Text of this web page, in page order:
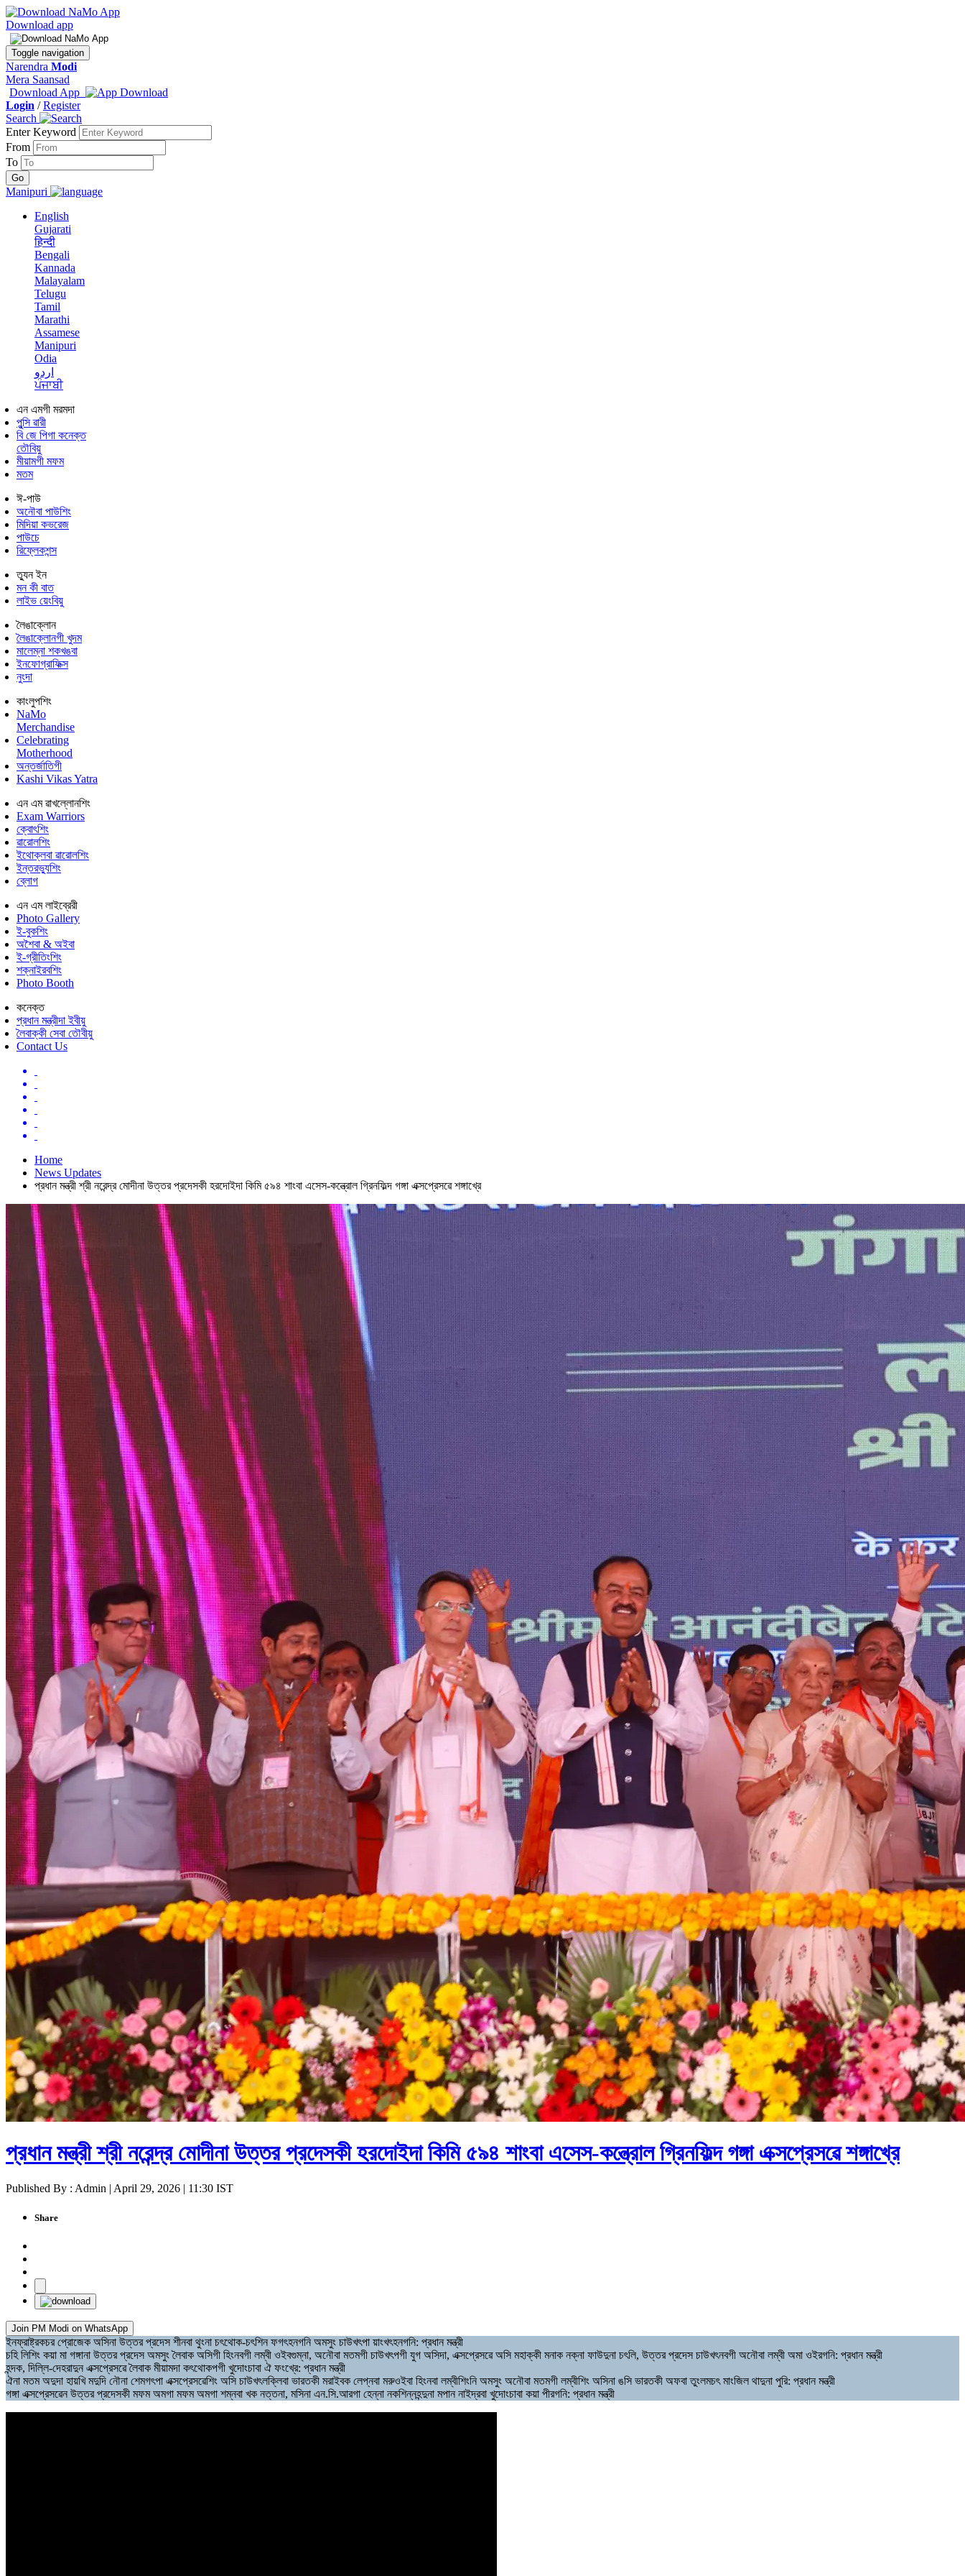
Download app
Toggle navigation
Narendra Modi
Mera Saansad
Download App
Login /Register
Search
Enter Keyword
From
To
Manipuri
English
Gujarati
हिन्दी
Bengali
Kannada
Malayalam
Telugu
Tamil
Marathi
Assamese
Manipuri
Odia
اردو
ਪੰਜਾਬੀ
এন এমগী মরমদা
পুন্সি ৱারী
বি জে পিগা কনেক্ত
তৌবিয়ু
মীয়ামগী মফম
মতম
ঈ-পাউ
অনৌবা পাউশিং
মিদিয়া কভরেজ
পাউচে
রিফ্লেকশন্স
ত্যুন ইন
মন কী বাত
লাইভ য়েংবিয়ু
লৈঙাক্লোন
লৈঙাক্লোনগী খুদম
মালেম্না শকখঙবা
ইনফোগ্রাফিক্স
নুংদা
কাংলুপশিং
NaMo
Merchandise
Celebrating
Motherhood
অন্তর্জাতিগী
Kashi Vikas Yatra
এন এম ৱাখল্লোনশিং
Exam Warriors
ক্বোৎশিং
ৱারোলশিং
ইথোক্লবা ৱারোলশিং
ইন্তরভ্যুশিং
ব্লোগ
এন এম লাইব্রেরী
Photo Gallery
ই-বুকশিং
অশৈবা & অইবা
ই-গ্রীতিংশিং
শক্নাইরবশিং
Photo Booth
কনেক্ত
প্রধান মন্ত্রীদা ইবীয়ু
লৈবাক্কী সেবা তৌবীয়ু
Contact Us
Home
News Updates
প্রধান মন্ত্রী শ্রী নরেন্দ্র মোদীনা উত্তর প্রদেসকী হরদোইদা কিমি ৫৯৪ শাংবা এসেস-কন্ত্রোল গ্রিনফিল্দ গঙ্গা এক্সপ্রেসৱে শঙ্গাখ্রে
প্রধান মন্ত্রী শ্রী নরেন্দ্র মোদীনা উত্তর প্রদেসকী হরদোইদা কিমি ৫৯৪ শাংবা এসেস-কন্ত্রোল গ্রিনফিল্দ গঙ্গা এক্সপ্রেসৱে শঙ্গাখ্রে
Published By : Admin | April 29, 2026 | 11:30 IST
Share
Join PM Modi on WhatsApp
ইনফ্রাষ্ট্রকচর প্রোজেক অসিনা উত্তর প্রদেস শীনবা থুংনা চৎথোক-চৎশিন ফগৎহনগনি অমসুং চাউখৎপা য়াংখৎহনগনি: প্রধান মন্ত্রী
চহি লিশিং কয়া মা গঙ্গানা উত্তর প্রদেস অমসুং লৈবাক অসিগী হিংনবগী লম্বী ওইবগুম্না, অনৌবা মতমগী চাউখৎপগী যুগ অসিদা, এক্সপ্রেসৱে অসি মহাক্কী মনাক নক্না ফাউদুনা চৎলি, উত্তর প্রদেস চাউখৎনবগী অনৌবা লম্বী অমা ওইরগনি: প্রধান মন্ত্রী
হন্দক, দিল্লি-দেহরাদুন এক্সপ্রেসৱে লৈবাক মীয়ামদা কৎথোকপগী খুদোংচাবা ঐ ফংখ্রে: প্রধান মন্ত্রী
ঐনা মতম অদুদা হায়খি মদুদি নৌনা শেমগৎপা এক্সপ্রেসৱেশিং অসি চাউখৎলক্লিবা ভারতকী মরাইবক লেপ্নবা মরুওইবা হিংনবা লম্বীশিংনি অমসুং অনৌবা মতমগী লম্বীশিং অসিনা ঙসি ভারতকী অফবা তুংলমচৎ মাংজিল থাদুনা পুরি: প্রধান মন্ত্রী
গঙ্গা এক্সপ্রেসৱেন উত্তর প্রদেসকী মফম অমগা মফম অমগা শম্নবা খক নত্তনা, মসিনা এন.সি.আরগা হেন্না নকশিন্নহন্দুনা মপান নাইদ্রবা খুদোংচাবা কয়া পীরগনি: প্রধান মন্ত্রী